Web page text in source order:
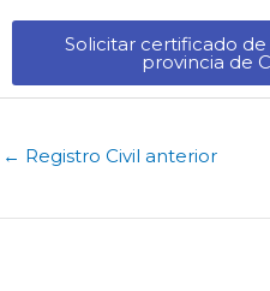
Solicitar certificado
provincia de
← Registro Civil anterior